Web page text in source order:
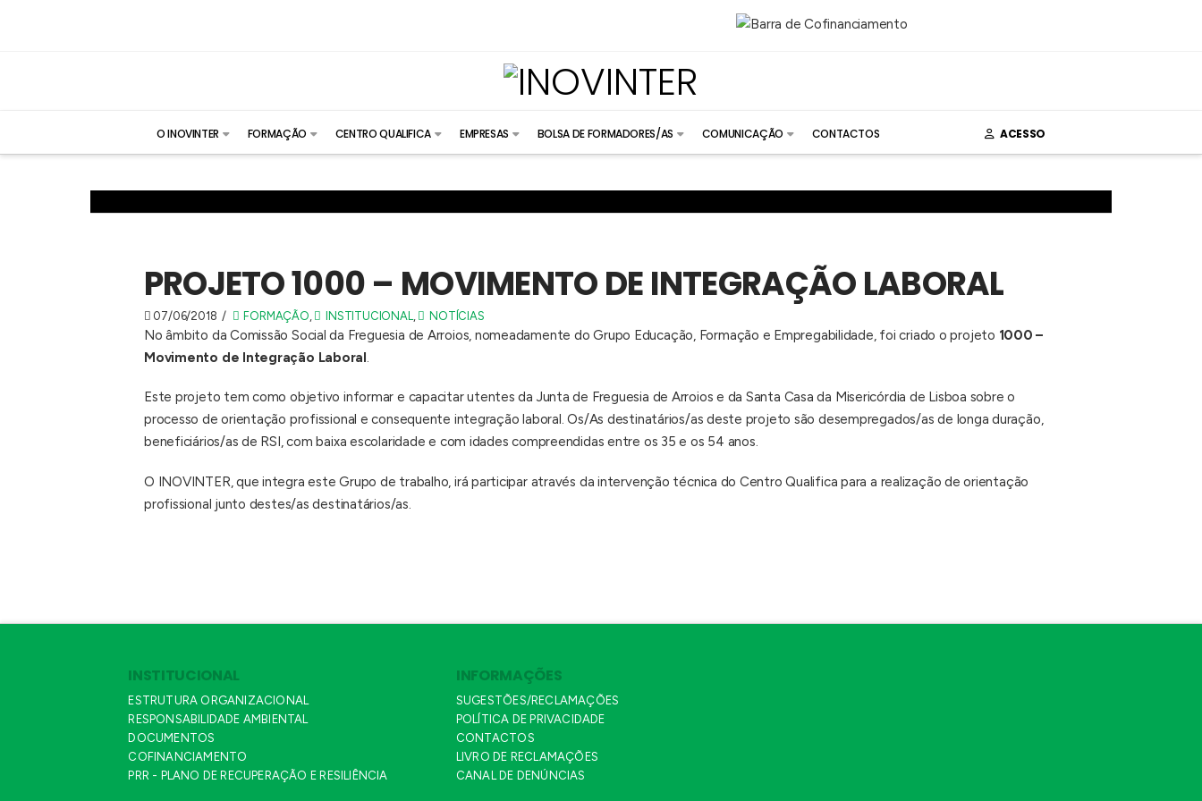
O INOVINTER FORMAÇÃO CENTRO QUALIFICA EMPRESAS BOLSA DE FORMADORES/AS COMUNICAÇÃO CONTACTOS ACESSO
PROJETO 1000 – MOVIMENTO DE INTEGRAÇÃO LABORAL
07/06/2018 FORMAÇÃO INSTITUCIONAL NOTÍCIAS
No âmbito da Comissão Social da Freguesia de Arroios, nomeadamente do Grupo Educação, Formação e Empregabilidade, foi criado o projeto 1000 –
Movimento de Integração Laboral
Este projeto tem como objetivo informar e capacitar utentes da Junta de Freguesia de Arroios e da Santa Casa da Misericórdia de Lisboa sobre o
processo de orientação profissional e consequente integração laboral. Os/As destinatários/as deste projeto são desempregados/as de longa duração,
beneficiários/as de RSI, com baixa escolaridade e com idades compreendidas entre os 35 e os 54 anos.
O INOVINTER, que integra este Grupo de trabalho, irá participar através da intervenção técnica do Centro Qualifica para a realização de orientação
profissional junto destes/as destinatários/as.
INSTITUCIONAL
ESTRUTURA ORGANIZACIONAL
RESPONSABILIDADE AMBIENTAL
DOCUMENTOS
COFINANCIAMENTO
PRR - PLANO DE RECUPERAÇÃO E RESILIÊNCIA
INFORMAÇÕES
SUGESTÕES/RECLAMAÇÕES
POLÍTICA DE PRIVACIDADE
CONTACTOS
LIVRO DE RECLAMAÇÕES
CANAL DE DENÚNCIAS